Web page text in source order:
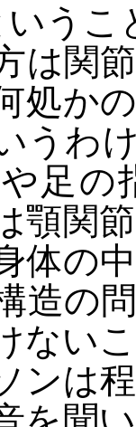
うこ
は関
処か
うわ
足の
顎関
体の
造の
ない
ンは